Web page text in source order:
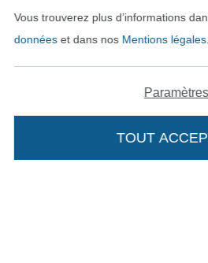
Ajouter
Deutsch
Vous trouverez plus d’informations
donnéeset dans nos Mentions légales.
Paramètres
TOUT